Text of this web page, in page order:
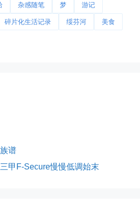
杂感随笔 梦 游记
碎片化生活记录 绥芬河 美食
谱
甲F-Secure慢慢低调始末